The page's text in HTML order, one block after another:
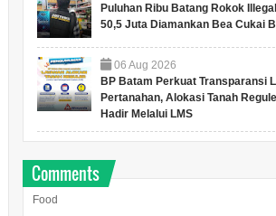
Puluhan Ribu Batang Rokok
50,5 Juta Diamankan Bea Cukai
06 Aug 2026
BP Batam Perkuat Transparansi
Pertanahan, Alokasi Tanah
Hadir Melalui LMS
Comments
Food